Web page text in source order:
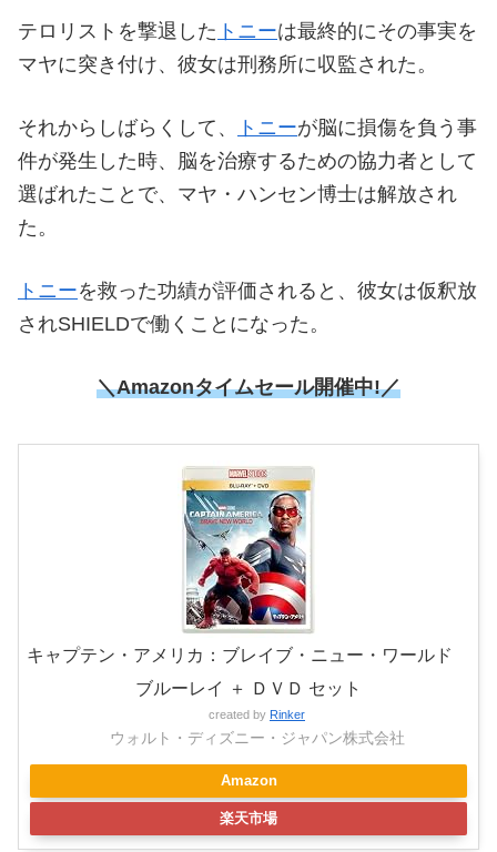
テロリストを撃退した トニーは最終的にその事実を
マヤに突き付け、彼女は刑務所に収監された。
それからしばらくして、 トニーが脳に損傷を負う事
件が発生した時、脳を治療するための協力者として
選ばれたことで、マヤ・ハンセン博士は解放され
た。
トニーを救った功績が評価されると、彼女は仮釈放
されSHIELDで働くことになった。
＼Amazonタイムセール開催中!／
キャプテン・アメリカ：ブレイブ・ニュー・ワールド
ブルーレイ ＋ ＤＶＤ セット
created by Rinker
ウォルト・ディズニー・ジャパン株式会社
Amazon
楽天市場